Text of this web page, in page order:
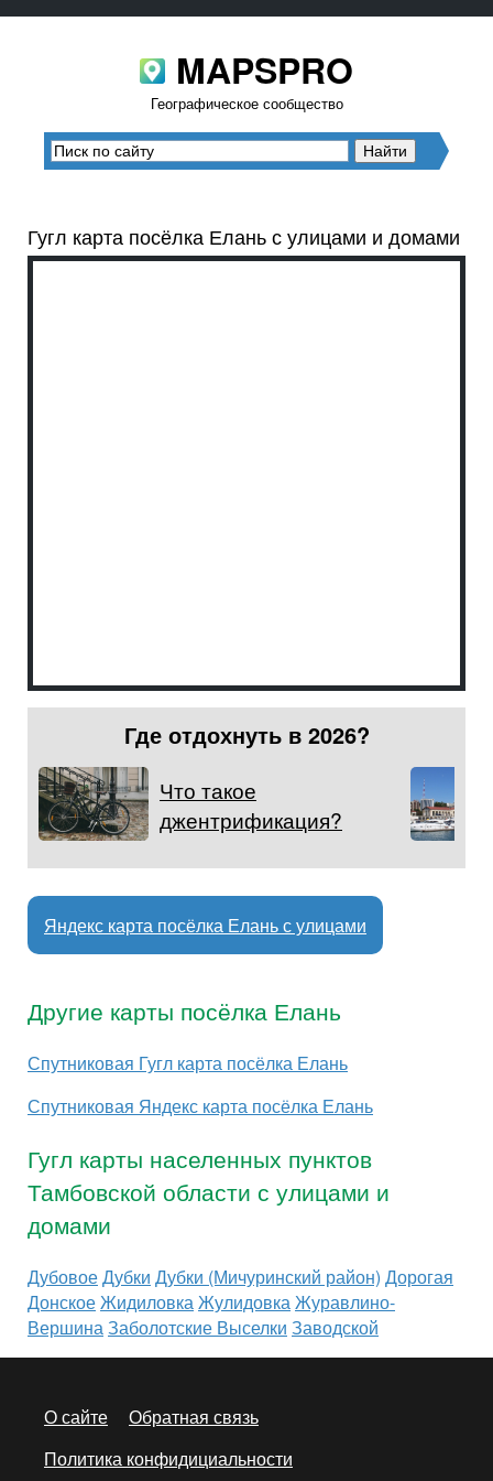
MAPSPRO
Географическое сообщество
Гугл карта посёлка Елань с улицами и домами
Где отдохнуть в 2026?
Что такое
джентрификация?
Яндекс карта посёлка Елань с улицами
Другие карты посёлка Елань
Спутниковая Гугл карта посёлка Елань
Спутниковая Яндекс карта посёлка Елань
Гугл карты населенных пунктов
Тамбовской области с улицами и
домами
ДубовоеДубки Дубки (Мичуринский район) Дорогая
ДонскоеЖидиловка Жулидовка Журавлино-
Вершина Заболотские Выселки Заводской
О сайте
Обратная связь
Политика конфидициальности